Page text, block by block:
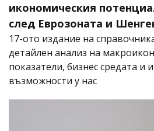
икономическия
след Еврозоната и
17-ото издание на
детайлен анализ на
показатели, бизнес средата и
възможности у нас